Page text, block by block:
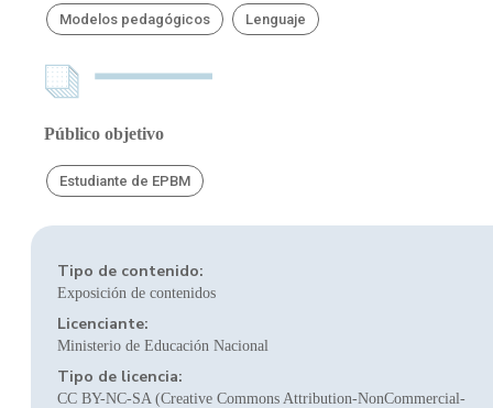
Modelos pedagógicos Lenguaje
Público objetivo
Estudiante de EPBM
Tipo de contenido:
Exposición de contenidos
Licenciante:
Ministerio de Educación Nacional
Tipo de licencia:
CC BY-NC-SA (Creative Commons Attribution-NonCommercial-